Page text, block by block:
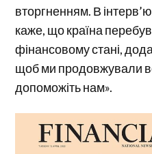
вторгненням. В
каже, що країна
фінансовому стані,
щоб ми продовжували
допоможіть нам».